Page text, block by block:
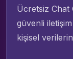
Ücretsiz Chat
güvenli
kişisel